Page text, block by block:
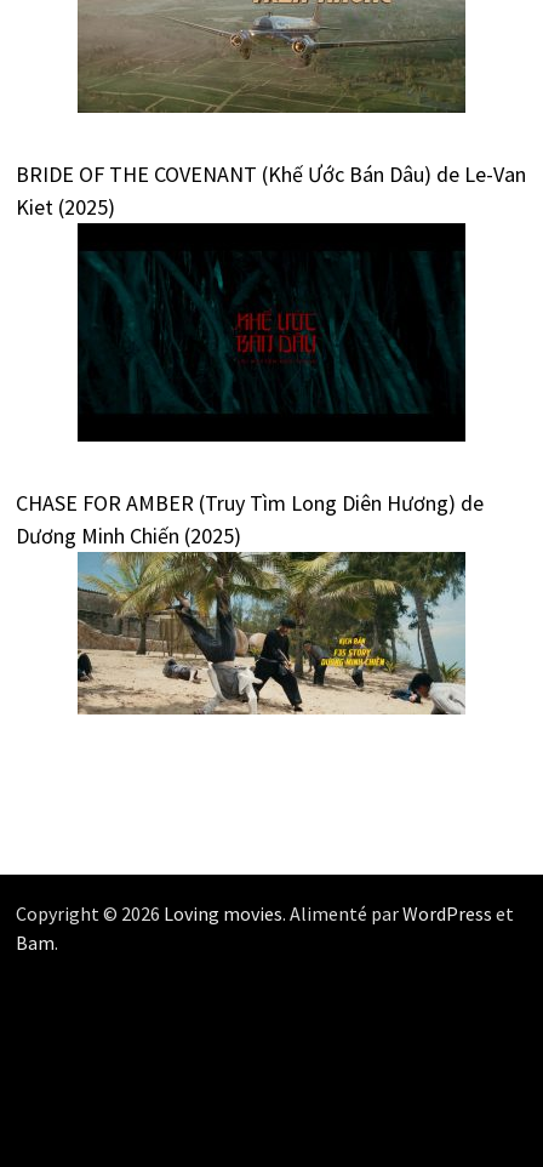
BRIDE OF THE COVENANT (Khế Ước Bán Dâu) de Le-Van
Kiet (2025)
CHASE FOR AMBER (Truy Tìm Long Diên Hương) de
Dương Minh Chiến (2025)
Copyright © 2026 Loving movies. Alimenté parWordPress et
Bam.